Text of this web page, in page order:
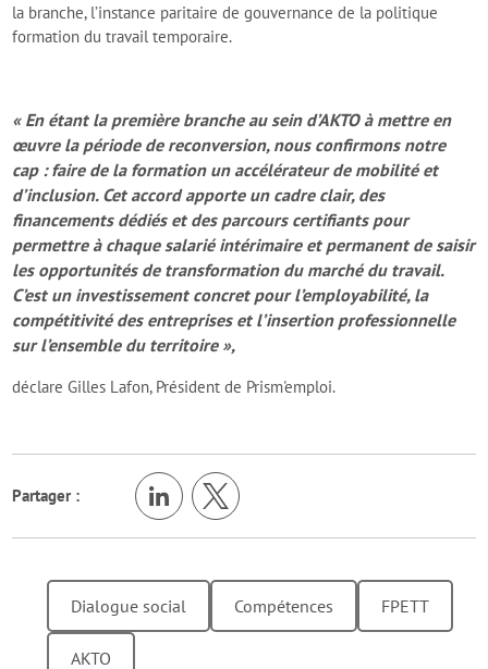
la branche, l’instance paritaire de gouvernance de la politique
formation du travail temporaire.
« En étant la première branche au sein d’AKTO à mettre en
œuvre la période de reconversion, nous confirmons notre
cap : faire de la formation un accélérateur de mobilité et
d’inclusion. Cet accord apporte un cadre clair, des
financements dédiés et des parcours certifiants pour
permettre à chaque salarié intérimaire et permanent de saisir
les opportunités de transformation du marché du travail.
C’est un investissement concret pour l’employabilité, la
compétitivité des entreprises et l’insertion professionnelle
sur l’ensemble du territoire »,
déclare Gilles Lafon, Président de Prism'emploi.
Partager :
Dialogue social Compétences FPETT
AKTO